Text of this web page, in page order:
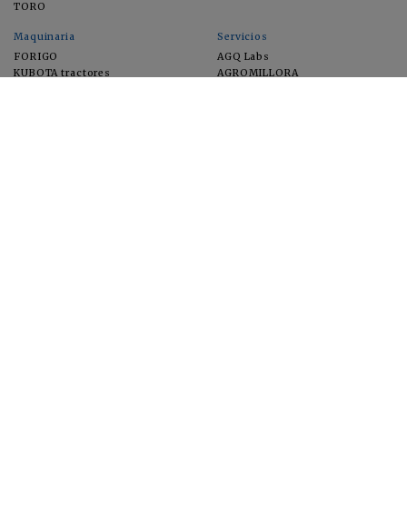
TORO
Maquinaria
FORIGO
KUBOTA tractores
Servicios
AGQ Labs
AGROMILLORA